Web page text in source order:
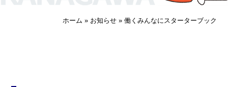
ホーム » お知らせ» 働くみんなにスターターブック